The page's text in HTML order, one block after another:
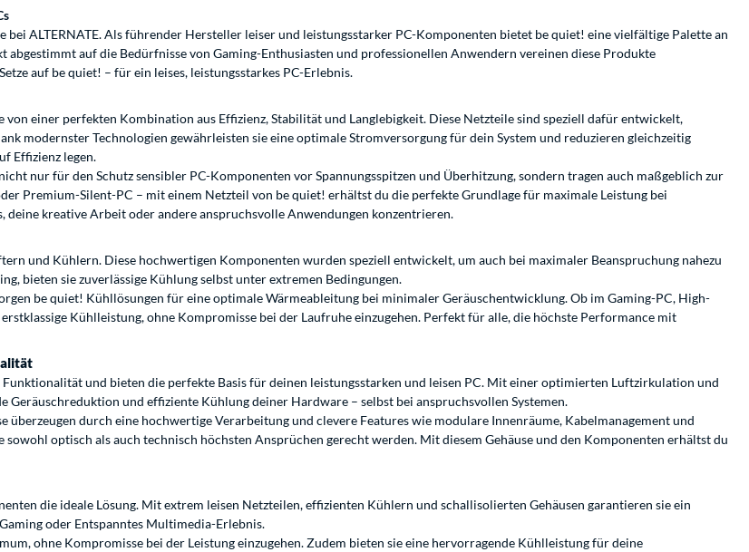
ALTERNATE. Als führender Hersteller leiser und leistungsstarker PC-Komponenten bietet be quiet! eine vielfältige Palette an
auf die Bedürfnisse von Gaming-Enthusiasten und professionellen Anwendern vereinen diese Produkte
auf be quiet! – für ein leises, leistungsstarkes PC-Erlebnis.
einer perfekten Kombination aus Effizienz, Stabilität und Langlebigkeit. Diese Netzteile sind speziell dafür entwickelt,
modernster Technologien gewährleisten sie eine optimale Stromversorgung für dein System und reduzieren gleichzeitig
Effizienz legen.
nur für den Schutz sensibler PC-Komponenten vor Spannungsspitzen und Überhitzung, sondern tragen auch maßgeblich zur
Premium-Silent-PC – mit einem Netzteil von be quiet! erhältst du die perfekte Grundlage für maximale Leistung bei
deine kreative Arbeit oder andere anspruchsvolle Anwendungen konzentrieren.
und Kühlern. Diese hochwertigen Komponenten wurden speziell entwickelt, um auch bei maximaler Beanspruchung nahezu
bieten sie zuverlässige Kühlung selbst unter extremen Bedingungen.
be quiet! Kühllösungen für eine optimale Wärmeableitung bei minimaler Geräuschentwicklung. Ob im Gaming-PC, High-
Kühlleistung, ohne Kompromisse bei der Laufruhe einzugehen. Perfekt für alle, die höchste Performance mit
und bieten die perfekte Basis für deinen leistungsstarken und leisen PC. Mit einer optimierten Luftzirkulation und
und effiziente Kühlung deiner Hardware – selbst bei anspruchsvollen Systemen.
durch eine hochwertige Verarbeitung und clevere Features wie modulare Innenräume, Kabelmanagement und
optisch als auch technisch höchsten Ansprüchen gerecht werden. Mit diesem Gehäuse und den Komponenten erhältst du
die ideale Lösung. Mit extrem leisen Netzteilen, effizienten Kühlern und schallisolierten Gehäusen garantieren sie ein
oder Entspanntes Multimedia-Erlebnis.
ohne Kompromisse bei der Leistung einzugehen. Zudem bieten sie eine hervorragende Kühlleistung für deine